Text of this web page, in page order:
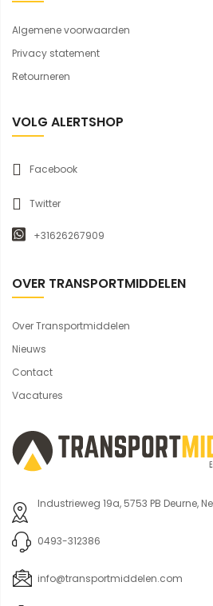
Algemene voorwaarden
Privacy statement
Retourneren
VOLG ALERTSHOP
Facebook
Twitter
+31626267909
OVER TRANSPORTMIDDELEN
Over Transportmiddelen
Nieuws
Contact
Vacatures
Industrieweg 19a, 5753 PB Deurne,
0493-312386
info@transportmiddelen.com